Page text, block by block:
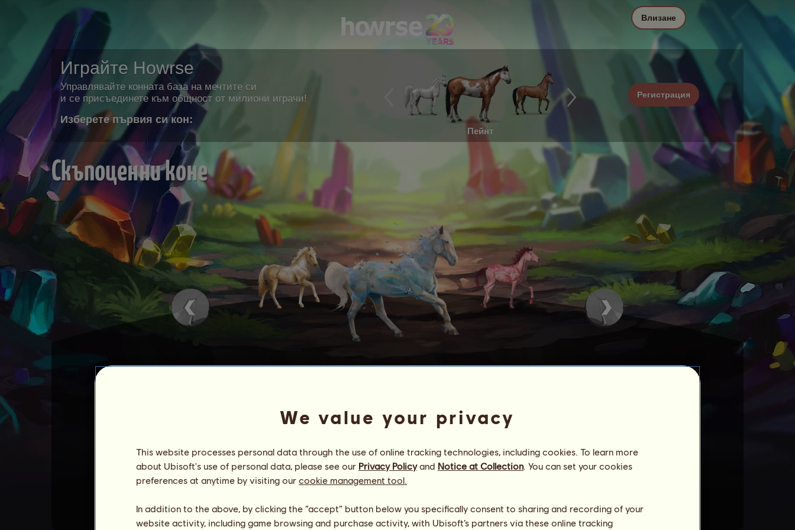
Играйте Howrse
Управлявайте конната база на мечтите си
и се присъединете към общност от милиони играчи!
Изберете първия си кон:
Пейнт
Регистрация
Влизане
Скъпоценни коне
ОПАЛ
Когато изяде морков, има шанс да откриете
10
.
Можете да увеличите уменията му, катоизползвате кредитите си
.
Вижте списък с всички собственици на Опал
We value your privacy
This website processes personal data through the use of online tracking technologies, including cookies. To learn more
about Ubisoft's use of personal data, please see our Privacy Policyand Notice at Collection. You can set your cookies
preferences at anytime by visiting our cookie management tool.
In addition to the above, by clicking the “accept” button below you specifically consent to sharing and recording of your
website activity, including game browsing and purchase activity, with Ubisoft’s partners via these online tracking